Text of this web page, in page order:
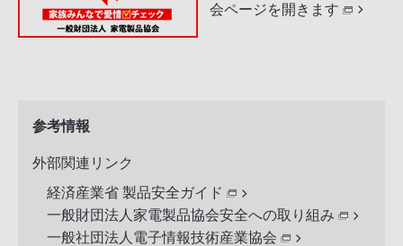
会ページを開きます
参考情報
外部関連リンク
経済産業省 製品安全ガイド
一般財団法人家電製品協会安全への取り組み
一般社団法人電子情報技術産業協会